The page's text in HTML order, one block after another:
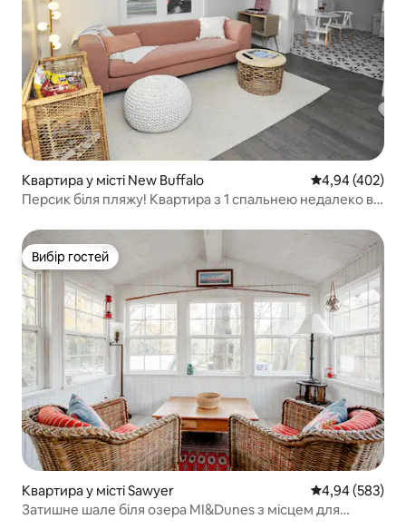
Квартира у місті New Buffalo Середня
4,94 (402)
Персик біля пляжу! Квартира з 1 спальнею недалеко від
Вибір гостей
Вибір гостей
Квартира у місті Sawyer Середня
4,94 (583)
Затишне шале біля озера MI&Dunes з місцем для